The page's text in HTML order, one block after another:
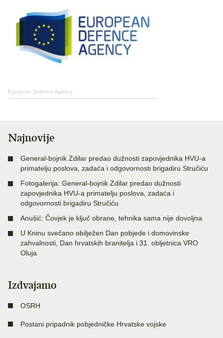
European Defence Agency
Najnovije
General-bojnik Zdilar predao dužnosti zapovjednika HVU-a
primatelju poslova, zadaća i odgovornosti brigadiru Stručiću
Fotogalerija: General-bojnik Zdilar predao dužnosti
zapovjednika HVU-a primatelju poslova, zadaća i
odgovornosti brigadiru Stručiću
Anušić: Čovjek je ključ obrane, tehnika sama nije dovoljna
U Kninu svečano obilježen Dan pobjede i domovinske
zahvalnosti, Dan hrvatskih branitelja i 31. obljetnica VRO
Oluja
Izdvajamo
OSRH
Postani pripadnik pobjedničke Hrvatske vojske